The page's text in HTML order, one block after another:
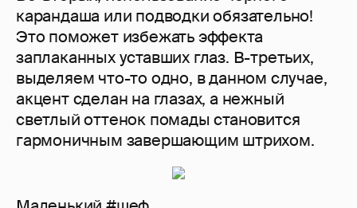
карандаша или подводки обязательно!
Это поможет избежать эффекта
заплаканных уставших глаз. В-третьих,
выделяем что-то одно, в данном случае,
акцент сделан на глазах, а нежный
светлый оттенок помады становится
гармоничным завершающим штрихом.